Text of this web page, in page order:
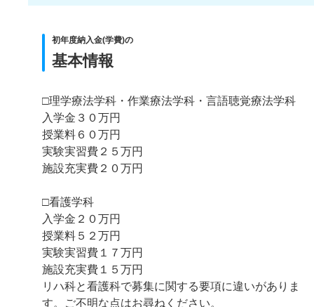
初年度納入金(学費)の
基本情報
□理学療法学科・作業療法学科・言語聴覚療法学科
入学金３０万円
授業料６０万円
実験実習費２５万円
施設充実費２０万円
□看護学科
入学金２０万円
授業料５２万円
実験実習費１７万円
施設充実費１５万円
リハ科と看護科で募集に関する要項に違いがありま
す。ご不明な点はお尋ねください。